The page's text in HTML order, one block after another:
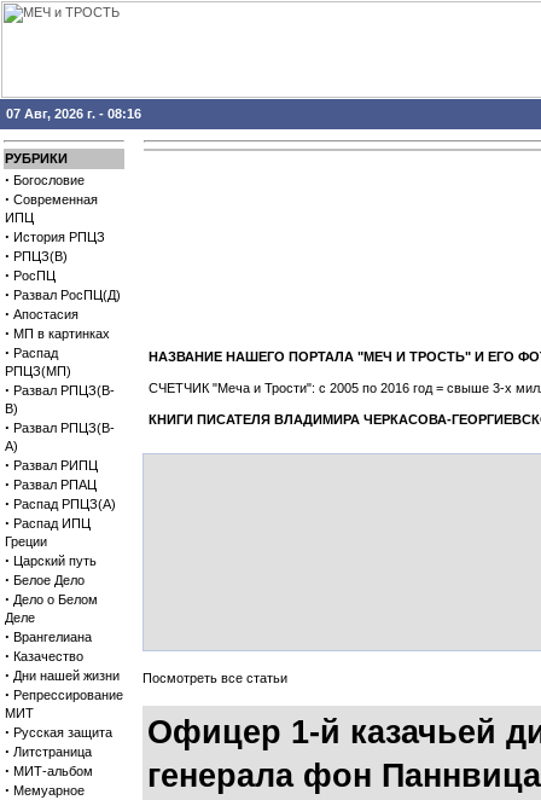
07 Авг, 2026 г. - 08:16
РУБРИКИ
· Богословие
· Современная
ИПЦ
· История РПЦЗ
· РПЦЗ(В)
· РосПЦ
· Развал РосПЦ(Д)
· Апостасия
· МП в картинках
· Распад
РПЦЗ(МП)
· Развал РПЦЗ(В-
В)
· Развал РПЦЗ(В-
А)
· Развал РИПЦ
· Развал РПАЦ
· Распад РПЦЗ(А)
· Распад ИПЦ
Греции
· Царский путь
· Белое Дело
· Дело о Белом
Деле
· Врангелиана
· Казачество
· Дни нашей жизни
· Репрессирование
МИТ
· Русская защита
· Литстраница
· МИТ-альбом
· Мемуарное
НАЗВАНИЕ НАШЕГО ПОРТАЛА "МЕЧ И ТРОСТЬ" И ЕГО
СЧЕТЧИК "Меча и Трости": с 2005 по 2016 год = свыше 3-х
КНИГИ ПИСАТЕЛЯ ВЛАДИМИРА ЧЕРКАСОВА-
Посмотреть все статьи
Офицер 1-й казачьей
генерала фон